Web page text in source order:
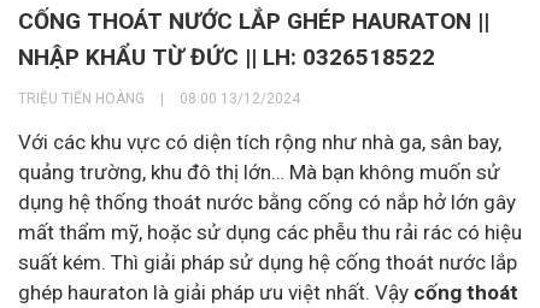
CỐNG THOÁT NƯỚC LẮP GHÉP HAURATON ||
NHẬP KHẨU TỪ ĐỨC || LH: 0326518522
TRIỆU TIẾN HOÀNG 08:00 13/12/2024
Với các khu vực có diện tích rộng như nhà ga, sân bay,
quảng trường, khu đô thị lớn… Mà bạn không muốn sử
dụng hệ thống thoát nước bằng cống có nắp hở lớn gây
mất thẩm mỹ, hoặc sử dụng các phễu thu rải rác có hiệu
suất kém. Thì giải pháp sử dụng hệ cống thoát nước lắp
ghép hauraton là giải pháp ưu việt nhất. Vậy cống thoát